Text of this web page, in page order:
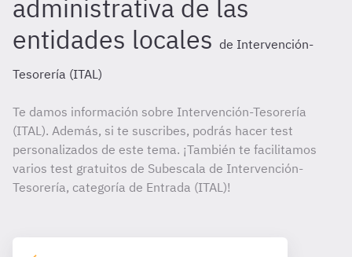
administrativa de las
entidades locales de Intervención-
Tesorería (ITAL)
Te damos información sobre Intervención-Tesorería
(ITAL). Además, si te suscribes, podrás hacer test
personalizados de este tema. ¡También te facilitamos
varios test gratuitos de Subescala de Intervención-
Tesorería, categoría de Entrada (ITAL)!